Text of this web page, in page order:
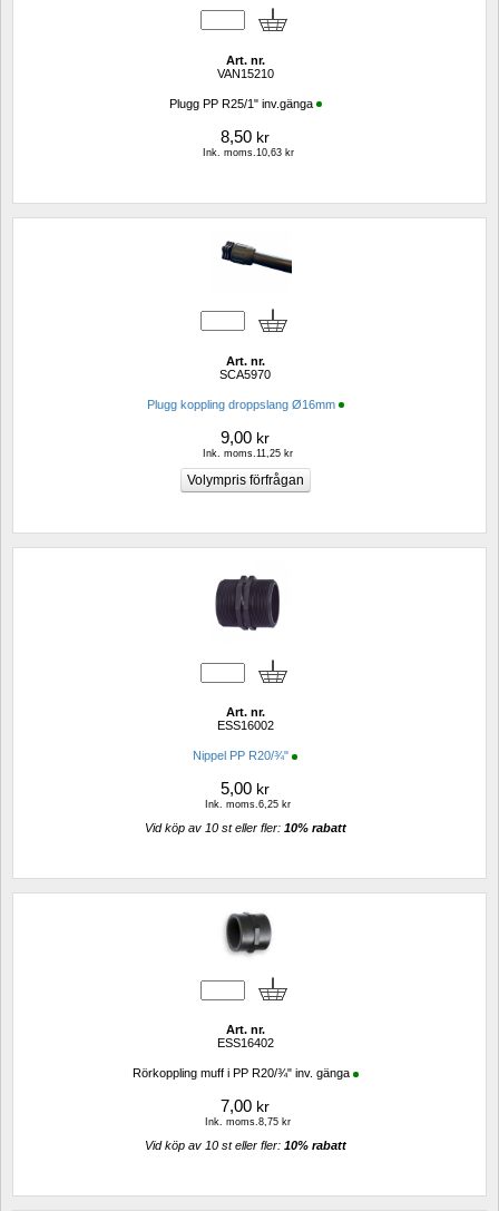
Art. nr.
VAN15210
Plugg PP R25/1" inv.gänga
8,50 kr
Ink. moms.10,63 kr
Art. nr.
SCA5970
Plugg koppling droppslang Ø16mm
9,00 kr
Ink. moms.11,25 kr
Art. nr.
ESS16002
Nippel PP R20/¾"
5,00 kr
Ink. moms.6,25 kr
Vid köp av 10 st eller fler: 10% rabatt
Art. nr.
ESS16402
Rörkoppling muff i PP R20/¾" inv. gänga
7,00 kr
Ink. moms.8,75 kr
Vid köp av 10 st eller fler: 10% rabatt